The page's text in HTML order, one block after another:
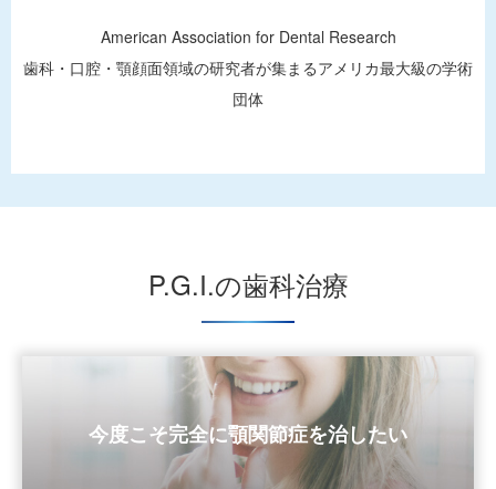
意によりクリエンテス（会社）から購入する事が可 […]
続きを読む ＞＞
会員の先生方の交流の場として、P.G.Iサロン（ブログコーナー）
を設置いたしました。今後、セミナーやイベントの開催状況など
American Association for Dental Research
歯科・口腔・顎顔面領域の研究者が集まるアメリカ最大級の学術
団体
P.G.I.の歯科治療
今度こそ完全に顎関節症を治したい